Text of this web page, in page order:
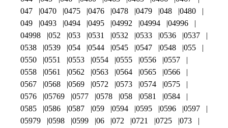
047
0470 0475 0476 0478 0479 048
0480
049
0493 0494 0495 04992 04994
04996
04998
052 053 0531 0532 0533 0536
0537
0538
0539 054 0544 0545 0547 0548
055
0550
0551 0553 0554 0555 0556
0557
0558
0561 0562 0563 0564 0565
0566
0567
0568 0569 0572 0573 0574
0575
0576
05769 0577 0578 058 0581
0584
0585
0586 0587 059 0594 0595 0596
0597
05979
0598 0599 06 072 0721 0725
073